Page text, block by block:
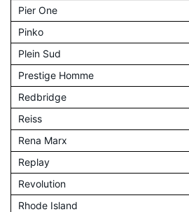
Pier One
Pinko
Plein Sud
Prestige Homme
Redbridge
Reiss
Rena Marx
Replay
Revolution
Rhode Island